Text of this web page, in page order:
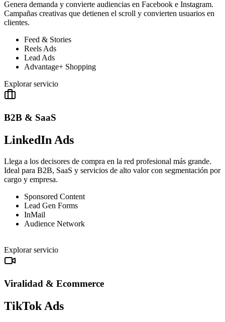
Genera demanda y convierte audiencias en Facebook e Instagram.
Campañas creativas que detienen el scroll y convierten usuarios en
clientes.
Feed & Stories
Reels Ads
Lead Ads
Advantage+ Shopping
Explorar servicio
B2B & SaaS
LinkedIn Ads
Llega a los decisores de compra en la red profesional más grande.
Ideal para B2B, SaaS y servicios de alto valor con segmentación por
cargo y empresa.
Sponsored Content
Lead Gen Forms
InMail
Audience Network
Explorar servicio
Viralidad & Ecommerce
TikTok Ads